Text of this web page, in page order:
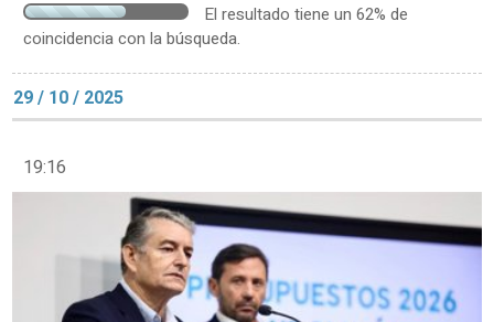
El resultado tiene un 62% de
coincidencia con la búsqueda.
29 / 10 / 2025
19:16